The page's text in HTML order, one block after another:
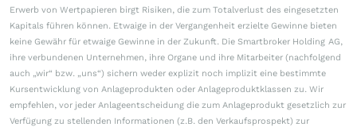
Erwerb von Wertpapieren birgt Risiken, die zum Totalverlust des eingesetzten
Kapitals führen können. Etwaige in der Vergangenheit erzielte Gewinne bieten
keine Gewähr für etwaige Gewinne in der Zukunft. Die Smartbroker Holding AG,
ihre verbundenen Unternehmen, ihre Organe und ihre Mitarbeiter (nachfolgend
auch „wir“ bzw. „uns“) sichern weder explizit noch implizit eine bestimmte
Kursentwicklung von Anlageprodukten oder Anlageproduktklassen zu. Wir
empfehlen, vor jeder Anlageentscheidung die zum Anlageprodukt gesetzlich zur
Verfügung zu stellenden Informationen (z.B. den Verkaufsprospekt) zur